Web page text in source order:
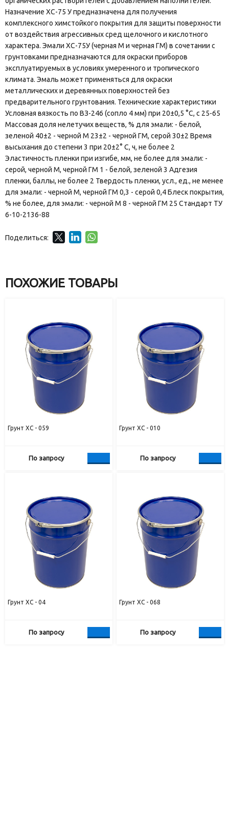
Назначение ХС-75 У предназначена для получения
комплексного химстойкого покрытия для защиты поверхности
от воздействия агрессивных сред щелочного и кислотного
характера. Эмали ХС-75У (черная М и черная ГМ) в сочетании с
грунтовками предназначаются для окраски приборов
эксплуатируемых в условиях умеренного и тропического
климата. Эмаль может применяться для окраски
металлических и деревянных поверхностей без
предварительного грунтования. Технические характеристики
Условная вязкость по ВЗ-246 (сопло 4 мм) при 20±0,5 °С, с 25-65
Массовая доля нелетучих веществ, % для эмали: - белой,
зеленой 40±2 - черной М 23±2 - черной ГМ, серой 30±2 Время
высыхания до степени 3 при 20±2° С, ч, не более 2
Эластичность пленки при изгибе, мм, не более для эмали: -
серой, черной М, черной ГМ 1 - белой, зеленой 3 Адгезия
пленки, баллы, не более 2 Твердость пленки, усл., ед., не менее
для эмали: - черной М, черной ГМ 0,3 - серой 0,4 Блеск покрытия,
% не более, для эмали: - черной М 8 - черной ГМ 25 Стандарт ТУ
6-10-2136-88
Поделиться:
ПОХОЖИЕ ТОВАРЫ
Грунт ХС - 059
По запросу
Грунт ХС - 010
По запросу
Грунт ХС - 04
По запросу
Грунт ХС - 068
По запросу